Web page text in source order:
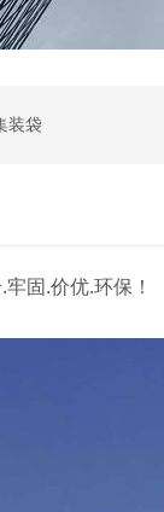
装袋
固.价优.环保！